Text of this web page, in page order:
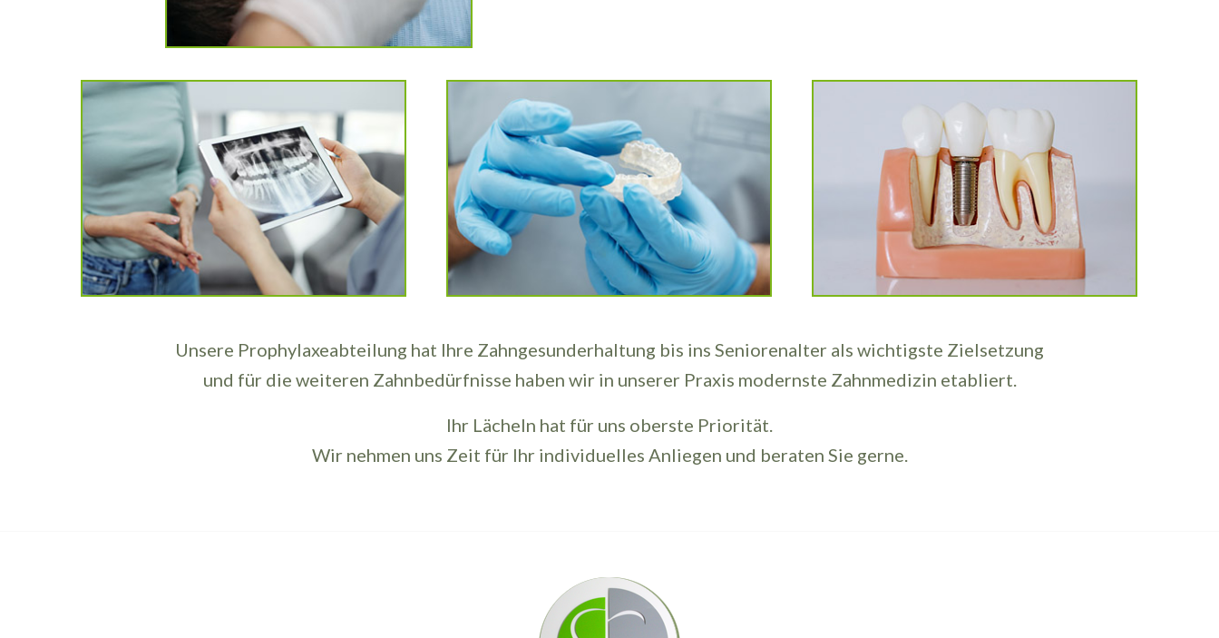
Unsere Prophylaxeabteilung hat Ihre Zahngesunderhaltung bis ins Seniorenalter als wichtigste Zielsetzung
und für die weiteren Zahnbedürfnisse haben wir in unserer Praxis modernste Zahnmedizin etabliert.
Ihr Lächeln hat für uns oberste Priorität.
Wir nehmen uns Zeit für Ihr individuelles Anliegen und beraten Sie gerne.